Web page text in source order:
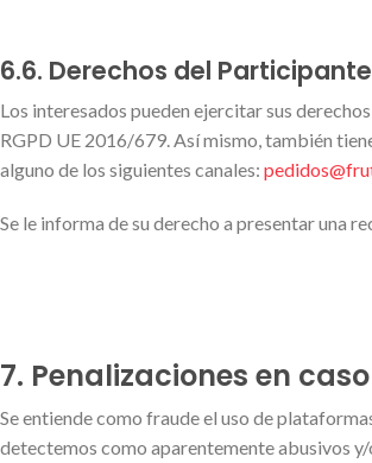
6.6. Derechos del
Los interesados pueden ejercitar sus
RGPD UE 2016/679. Así mismo, también
alguno de los siguientes canales:
Se le informa de su derecho a presentar una
7. Penalizaciones en
Se entiende como fraude el uso de
detectemos como aparentemente abusivos